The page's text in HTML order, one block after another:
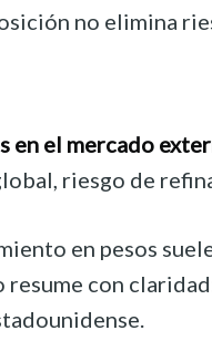
no elimina
en el mercado
riesgo de
en pesos
con